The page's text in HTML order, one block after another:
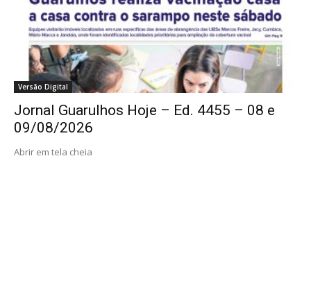
Versão Digital
Jornal Guarulhos Hoje – Ed. 4455 – 08 e
09/08/2026
Abrir em tela cheia